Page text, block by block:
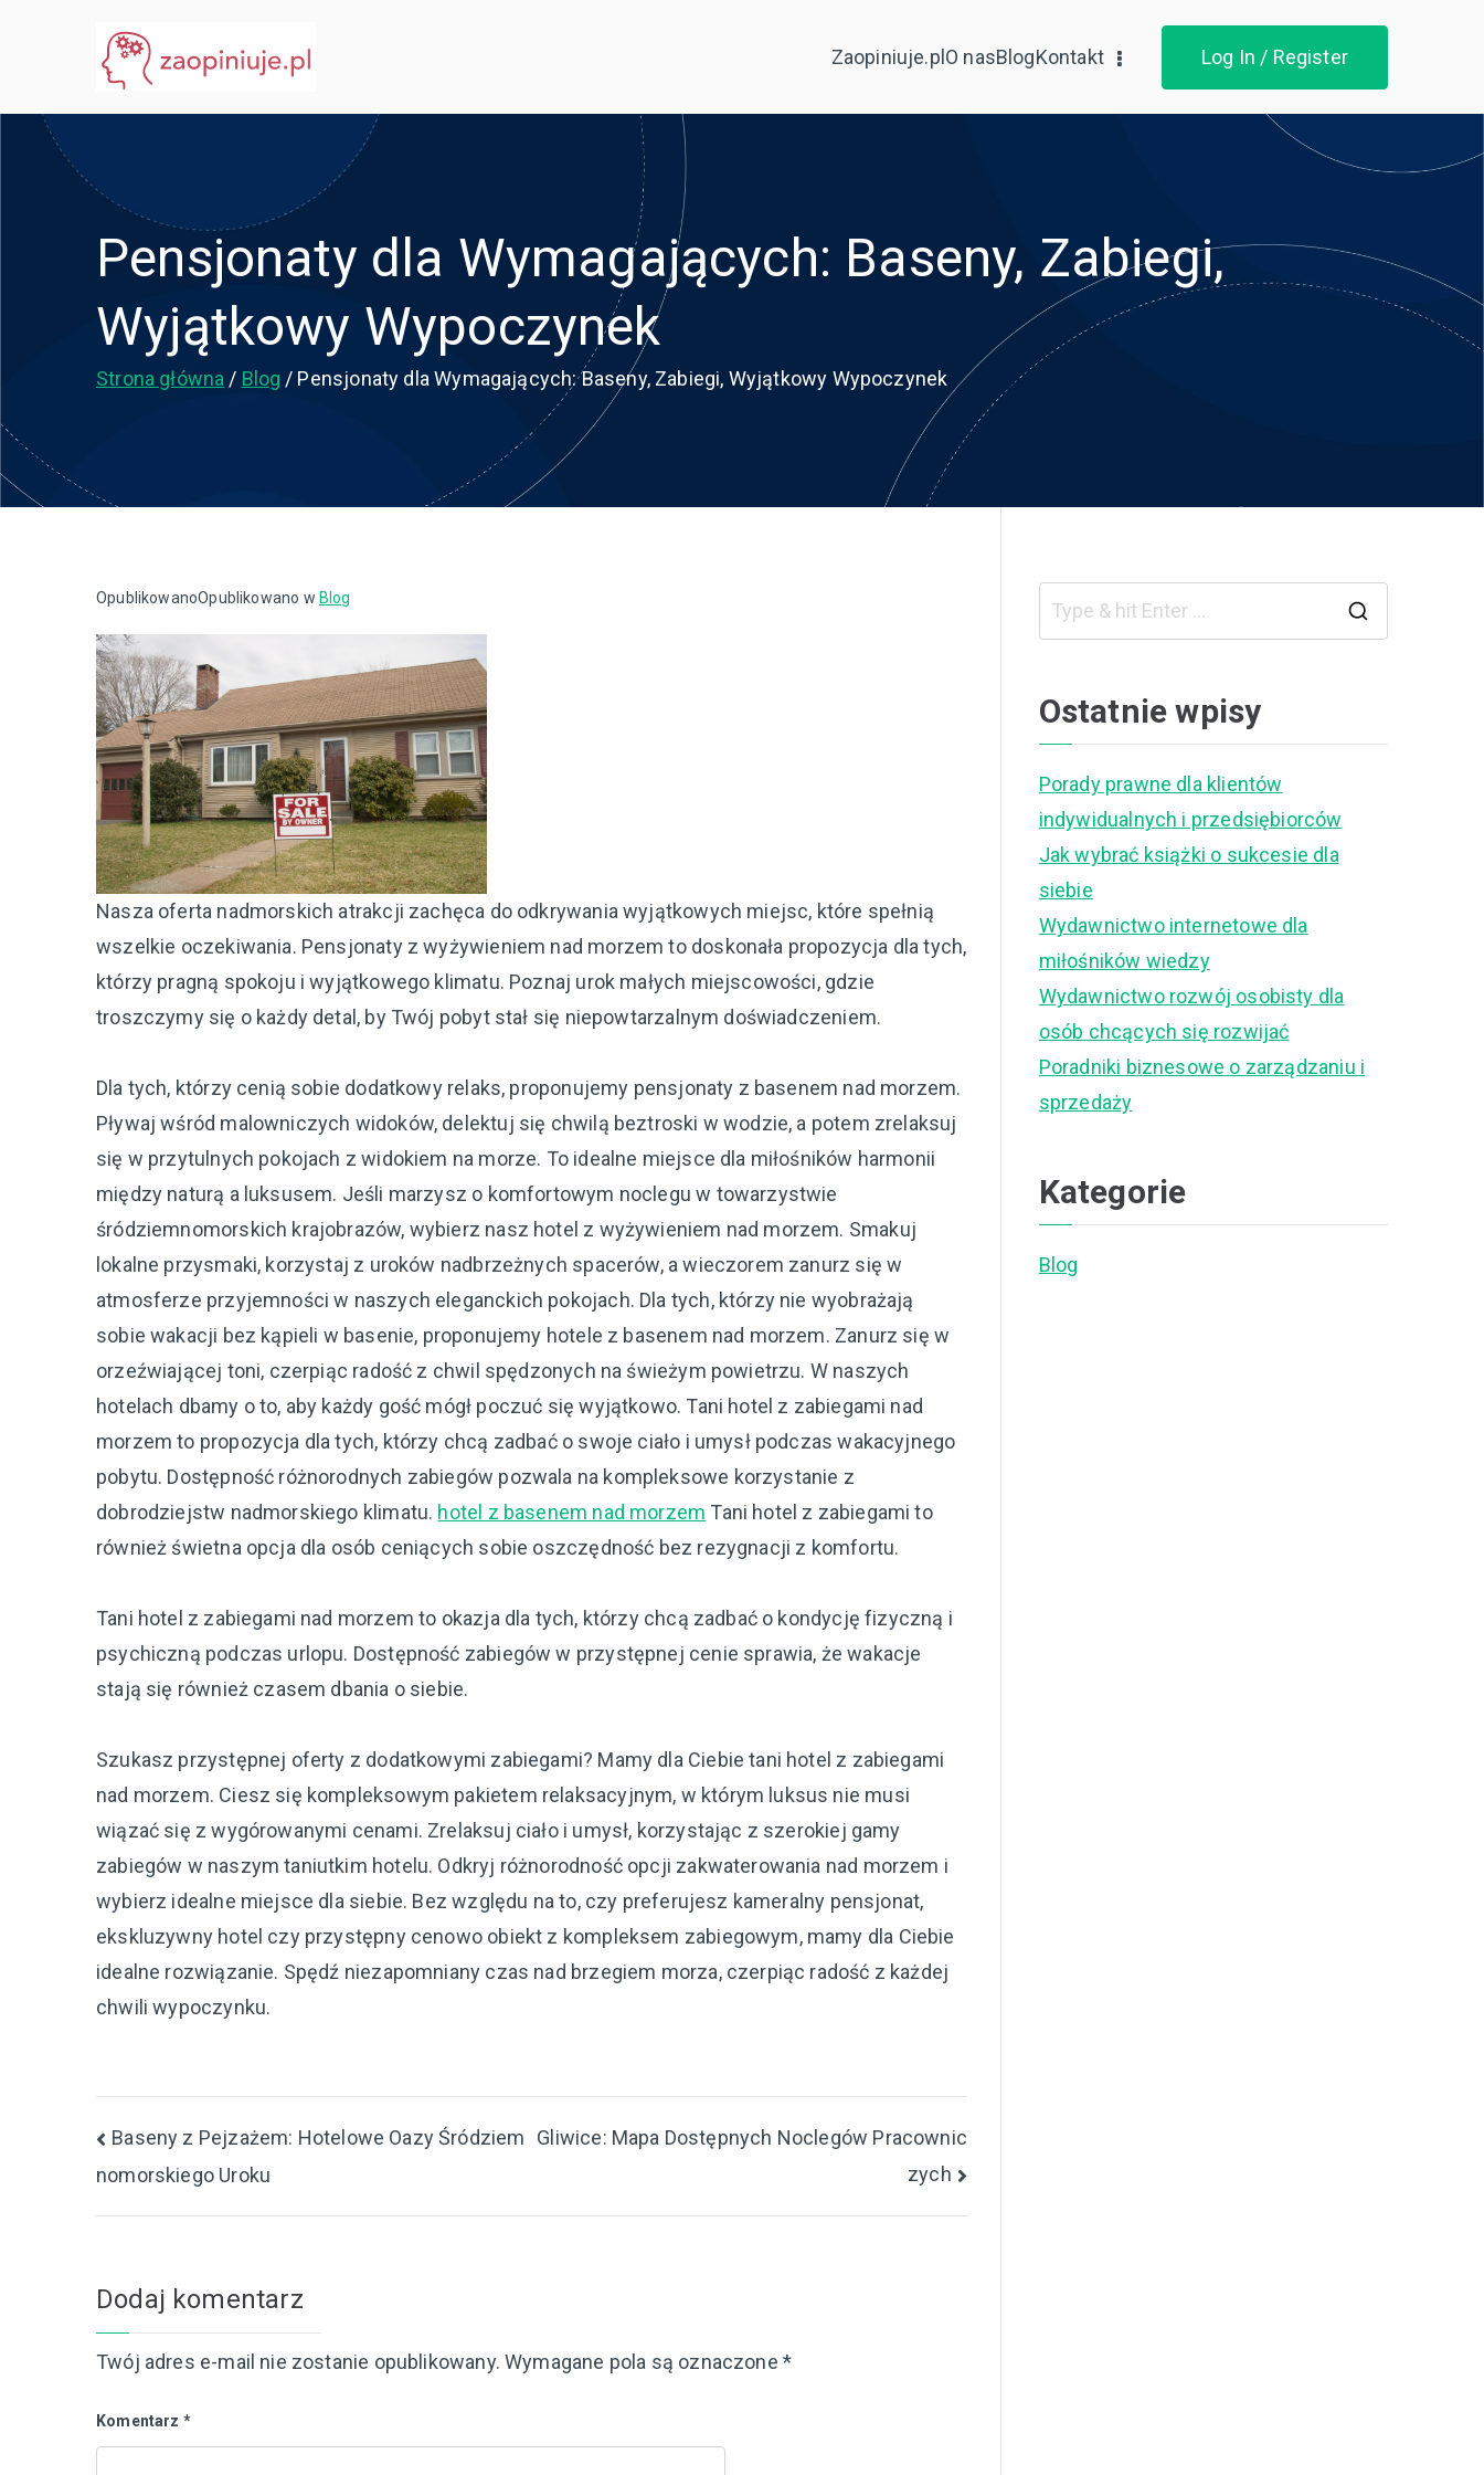
Zaopiniuje.plO nasBlogKontakt Log In / Register
Pensjonaty dla Wymagających: Baseny, Zabiegi,
Wyjątkowy Wypoczynek
Strona główna Blog Pensjonaty dla Wymagających: Baseny, Zabiegi, Wyjątkowy Wypoczynek
OpublikowanoOpublikowano w Blog
Nasza oferta nadmorskich atrakcji zachęca do odkrywania wyjątkowych miejsc, które spełnią
wszelkie oczekiwania. Pensjonaty z wyżywieniem nad morzem to doskonała propozycja dla tych,
którzy pragną spokoju i wyjątkowego klimatu. Poznaj urok małych miejscowości, gdzie
troszczymy się o każdy detal, by Twój pobyt stał się niepowtarzalnym doświadczeniem.
Dla tych, którzy cenią sobie dodatkowy relaks, proponujemy pensjonaty z basenem nad morzem.
Pływaj wśród malowniczych widoków, delektuj się chwilą beztroski w wodzie, a potem zrelaksuj
się w przytulnych pokojach z widokiem na morze. To idealne miejsce dla miłośników harmonii
między naturą a luksusem. Jeśli marzysz o komfortowym noclegu w towarzystwie
śródziemnomorskich krajobrazów, wybierz nasz hotel z wyżywieniem nad morzem. Smakuj
lokalne przysmaki, korzystaj z uroków nadbrzeżnych spacerów, a wieczorem zanurz się w
atmosferze przyjemności w naszych eleganckich pokojach. Dla tych, którzy nie wyobrażają
sobie wakacji bez kąpieli w basenie, proponujemy hotele z basenem nad morzem. Zanurz się w
orzeźwiającej toni, czerpiąc radość z chwil spędzonych na świeżym powietrzu. W naszych
hotelach dbamy o to, aby każdy gość mógł poczuć się wyjątkowo. Tani hotel z zabiegami nad
morzem to propozycja dla tych, którzy chcą zadbać o swoje ciało i umysł podczas wakacyjnego
pobytu. Dostępność różnorodnych zabiegów pozwala na kompleksowe korzystanie z
dobrodziejstw nadmorskiego klimatu. hotel z basenem nad morzem Tani hotel z zabiegami to
również świetna opcja dla osób ceniących sobie oszczędność bez rezygnacji z komfortu.
Tani hotel z zabiegami nad morzem to okazja dla tych, którzy chcą zadbać o kondycję fizyczną i
psychiczną podczas urlopu. Dostępność zabiegów w przystępnej cenie sprawia, że wakacje
stają się również czasem dbania o siebie.
Szukasz przystępnej oferty z dodatkowymi zabiegami? Mamy dla Ciebie tani hotel z zabiegami
nad morzem. Ciesz się kompleksowym pakietem relaksacyjnym, w którym luksus nie musi
wiązać się z wygórowanymi cenami. Zrelaksuj ciało i umysł, korzystając z szerokiej gamy
zabiegów w naszym taniutkim hotelu. Odkryj różnorodność opcji zakwaterowania nad morzem i
wybierz idealne miejsce dla siebie. Bez względu na to, czy preferujesz kameralny pensjonat,
ekskluzywny hotel czy przystępny cenowo obiekt z kompleksem zabiegowym, mamy dla Ciebie
idealne rozwiązanie. Spędź niezapomniany czas nad brzegiem morza, czerpiąc radość z każdej
chwili wypoczynku.
Nawigacja
wpisu
Baseny z Pejzażem: Hotelowe Oazy Śródziem
nomorskiego Uroku
Gliwice: Mapa Dostępnych Noclegów Pracownic
zych
Dodaj komentarz
Twój adres e-mail nie zostanie opublikowany. Wymagane pola są oznaczone *
Komentarz *
Ostatnie wpisy
Porady prawne dla klientów
indywidualnych i przedsiębiorców
Jak wybrać książki o sukcesie dla
siebie
Wydawnictwo internetowe dla
miłośników wiedzy
Wydawnictwo rozwój osobisty dla
osób chcących się rozwijać
Poradniki biznesowe o zarządzaniu i
sprzedaży
Kategorie
Blog